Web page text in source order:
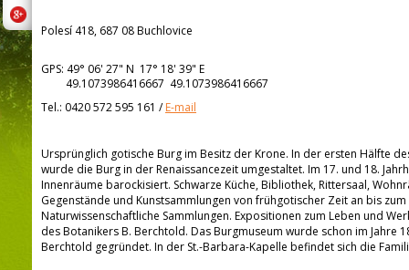
Polesí 418, 687 08 Buchlovice
GPS: 49° 06' 27" N 17° 18' 39" E
49.1073986416667 49.1073986416667
Tel.: 0420 572 595 161 /E-mail
Ursprünglich gotische Burg im Besitz der Krone. In der ersten Hälfte
wurde die Burg in der Renaissancezeit umgestaltet. Im 17. und 18.
Innenräume barockisiert. Schwarze Küche, Bibliothek, Rittersaal,
Gegenstände und Kunstsammlungen von frühgotischer Zeit an bis zum
Naturwissenschaftliche Sammlungen. Expositionen zum Leben und
des Botanikers B. Berchtold. Das Burgmuseum wurde schon im Jahre
Berchtold gegründet. In der St.-Barbara-Kapelle befindet sich die